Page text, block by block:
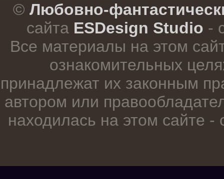
©Любовно-
сайта ESDesign Studio -
Все материалы на этом
ознакомительных
принадлежат их законным
автором или
находилась на этом сайте